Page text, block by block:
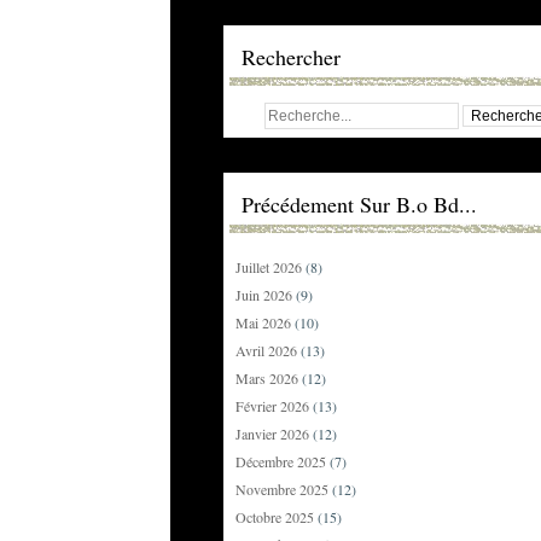
Rechercher
Précédement Sur B.o Bd...
Juillet 2026(8)
Juin 2026(9)
Mai 2026(10)
Avril 2026(13)
Mars 2026(12)
Février 2026(13)
Janvier 2026(12)
Décembre 2025 (7)
Novembre 2025 (12)
Octobre 2025 (15)